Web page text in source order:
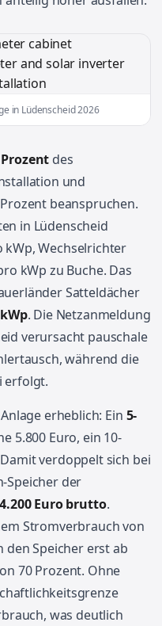
in Lüdenscheid 2026
des
und
beanspruchen.
in Lüdenscheid
kWp, Wechselrichter
kWp zu Buche. Das
Satteldächer
. Die Netzanmeldung
verursacht pauschale
während die
erfolgt.
erheblich: Ein 5-
5.800 Euro, ein 10-
verdoppelt sich bei
Speicher der
Euro brutto.
Stromverbrauch von
den Speicher erst ab
70 Prozent. Ohne
was deutlich